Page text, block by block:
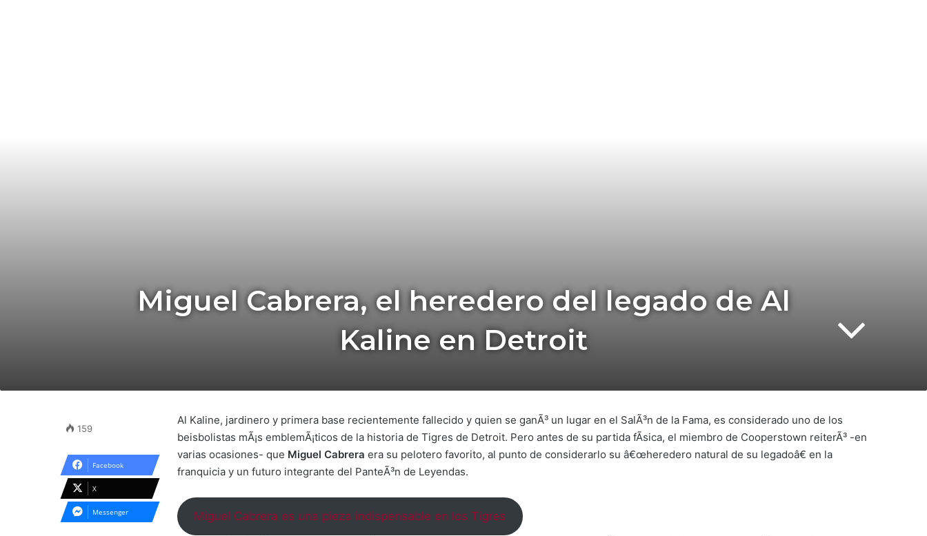
Miguel Cabrera, el heredero del legado de Al
Kaline en Detroit
Al Kaline, jardinero y primera base recientemente fallecido y quien se ganÃ³ un lugar en el SalÃ³n de la Fama, es considerado uno de los
beisbolistas mÃ¡s emblemÃ¡ticos de la historia de Tigres de Detroit. Pero antes de su partida fÃ­sica, el miembro de Cooperstown reiterÃ³ -en
varias ocasiones- que Miguel Cabrera era su pelotero favorito, al punto de considerarlo su â€œheredero natural de su legadoâ€ en la
franquicia y un futuro integrante del PanteÃ³n de Leyendas.
Miguel Cabrera es una pieza indispensable en los Tigres
159
Facebook
X
Messenger